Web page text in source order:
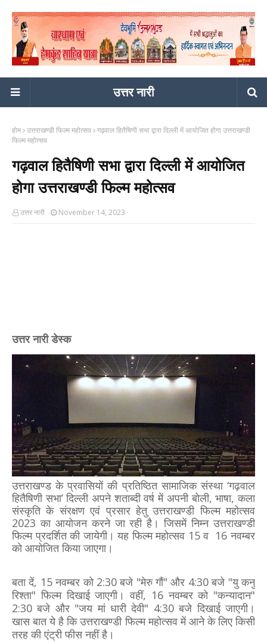
उत्तर नारी
होम उत्तराखण्डी फिल्म महोत्सव गढ़वाल हितैषिणी सभा द्वारा दिल्ली में आयोजित होगा उत्तराखण्डी
फिल्म महोत्सव
गढ़वाल हितैषिणी सभा द्वारा दिल्ली में आयोजित
होगा उत्तराखण्डी फिल्म महोत्सव
उत्तर नारी November 14, 2023
उत्तर नारी डेस्क
उत्तराखण्ड के प्रवासियों की प्रतिष्ठित सामाजिक संस्था ‘गढ़वाल
हितैषिणी सभा’ दिल्ली अपने शताब्दी वर्ष में अपनी बोली, भाषा, कला
संस्कृति के संरक्षण एवं प्रसार हेतु उत्तराखण्डी फिल्म महोत्सव
2023 का आयोजन करने जा रही है। जिसमें निम्न उत्तराखण्डी
फिल्म प्रदर्शित की जायेगी। यह फिल्म महोत्सव 15 व 16 नवम्बर
को आयोजित किया जाएगा।
बता दें, 15 नवम्बर को 2:30 बजे "मेरु गौं" और 4:30 बजे "यु कनु
रिश्ता" फिल्म दिखाई जाएगी। वहीं, 16 नवम्बर को "कन्यादान"
2:30 बजे और "जय मां धारी देवी" 4:30 बजे दिखाई जाएगी।
खास बात ये है कि उत्तराखण्डी फिल्म महोत्सव में आने के लिए किसी
तरह की एंट्री फीस नहीं है।